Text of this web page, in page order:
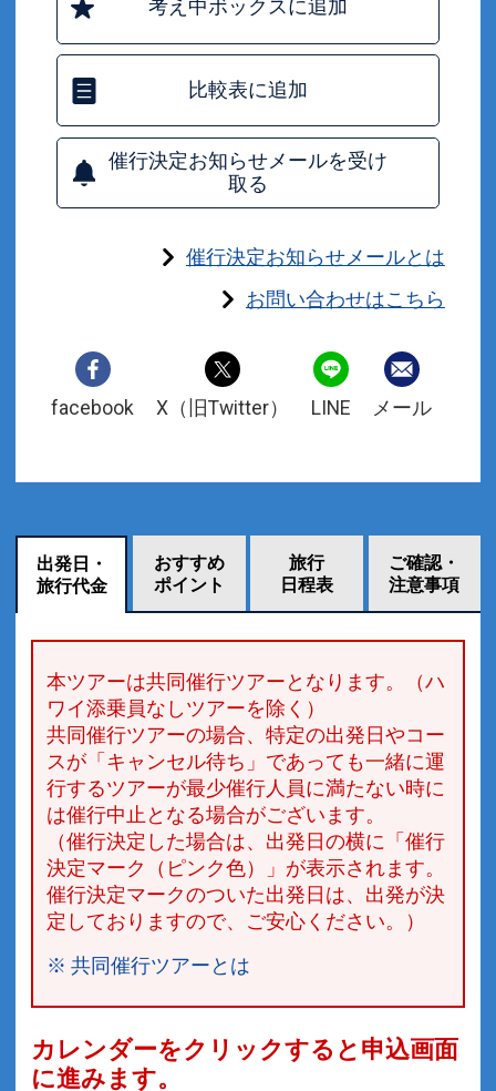
考え中ボックスに追加
比較表に追加
催行決定お知らせメールを受け
取る
催行決定お知らせメールとは
お問い合わせはこちら
facebook X（旧Twitter） LINE メール
出発日・
旅行代金
おすすめ
ポイント
旅行
日程表
ご確認・
注意事項
本ツアーは共同催行ツアーとなります。（ハ
ワイ添乗員なしツアーを除く）
共同催行ツアーの場合、特定の出発日やコー
スが「キャンセル待ち」であっても一緒に運
行するツアーが最少催行人員に満たない時に
は催行中止となる場合がございます。
（催行決定した場合は、出発日の横に「催行
決定マーク（ピンク色）」が表示されます。
催行決定マークのついた出発日は、出発が決
定しておりますので、ご安心ください。）
※ 共同催行ツアーとは
カレンダーをクリックすると申込画面
に進みます。